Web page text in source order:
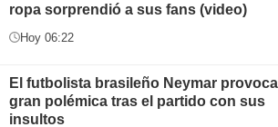
ropa sorprendió a sus fans (video)
Hoy 06:22
El futbolista brasileño Neymar
gran polémica tras el partido con sus
insultos